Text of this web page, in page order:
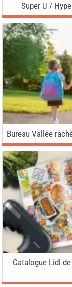
Super U /
Bureau Vallée
Catalogue Lidl